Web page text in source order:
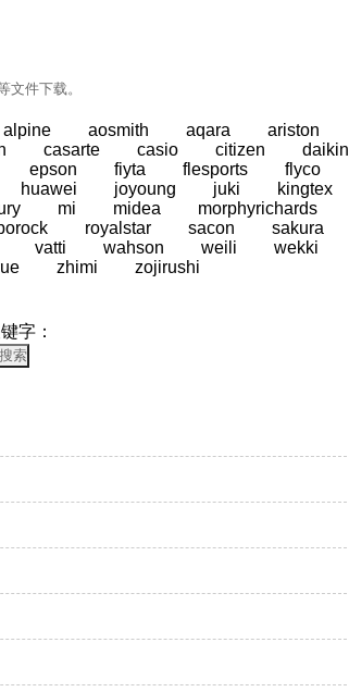
文件下载。
alpine aosmith aqara ariston
casarte casio citizen daikin
epson fiyta flesports flyco
huawei joyoung juki kingtex
mi midea morphyrichards
royalstar sacon sakura
vatti wahson weili wekki
zhimi zojirushi
字：